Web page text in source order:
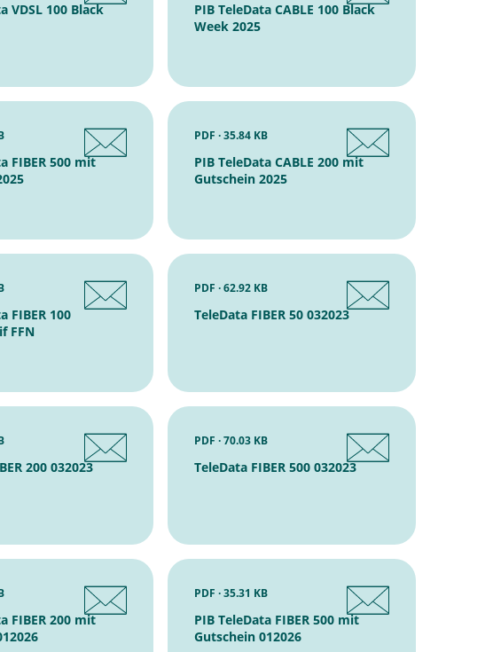
VDSL 100 Black
PIB TeleData CABLE 100 Black
Week 2025
FIBER 500 mit
PIB TeleData CABLE 200 mit
Gutschein 2025
PDF · 35.84 KB
FIBER 100
FFN
TeleData FIBER 50 032023
PDF · 62.92 KB
200 032023 TeleData FIBER 500 032023
PDF · 70.03 KB
FIBER 200 mit
PIB TeleData FIBER 500 mit
Gutschein 012026
PDF · 35.31 KB